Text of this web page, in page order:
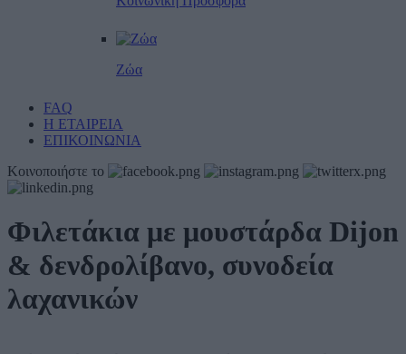
Ζώα
FAQ
Η ΕΤΑΙΡΕΙΑ
ΕΠΙΚΟΙΝΩΝΙΑ
Κοινοποιήστε το
Φιλετάκια με μουστάρδα Dijon
& δενδρολίβανο, συνοδεία
λαχανικών